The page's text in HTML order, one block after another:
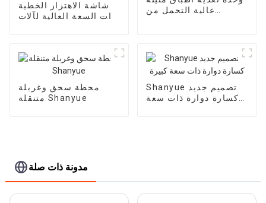
شاشة الاهتزاز الخطية
ذات السعة العالية لآلات
عالية التحمل من
محطة سحق وغربلة
متنقلة Shanyue
Shanyue تصميم جديد
كسارة دوارة ذات سعة
مدونة ذات صلة